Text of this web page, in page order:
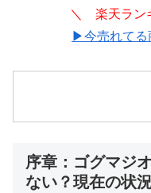
＼ 楽天ラン
▶今売れてる
序章：ゴグマジ
ない？現在の状